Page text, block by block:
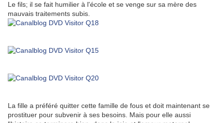
Le fils; il se fait humilier à l'école et se venge sur sa mère des
mauvais traitements subis.
La fille a préféré quitter cette famille de fous et doit maintenant se
prostituer pour subvenir à ses besoins. Mais pour elle aussi